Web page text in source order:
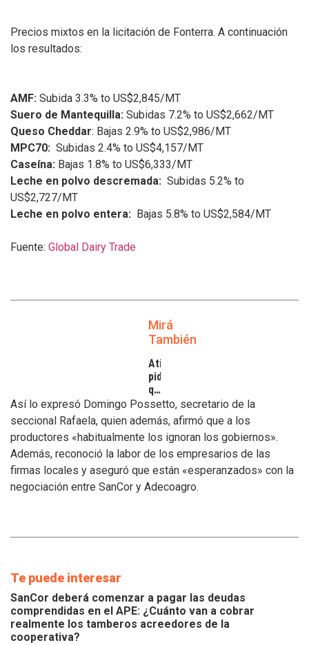
Precios mixtos en la licitación de Fonterra. A continuación
los resultados:
AMF: Subida 3.3% to US$2,845/MT
Suero de Mantequilla: Subidas 7.2% to US$2,662/MT
Queso Cheddar: Bajas 2.9% to US$2,986/MT
MPC70: Subidas 2.4% to US$4,157/MT
Caseína: Bajas 1.8% to US$6,333/MT
Leche en polvo descremada: Subidas 5.2% to
US$2,727/MT
Leche en polvo entera: Bajas 5.8% to US$2,584/MT
Fuente: Global Dairy Trade
Mirá
También
Atilra
pide
que
se
atiendan
inconvenientes
de
los
tamberos
Así lo expresó Domingo Possetto, secretario de la
seccional Rafaela, quien además, afirmó que a los
productores «habitualmente los ignoran los gobiernos».
Además, reconoció la labor de los empresarios de las
firmas locales y aseguró que están «esperanzados» con la
negociación entre SanCor y Adecoagro.
Te puede interesar
SanCor deberá comenzar a pagar las deudas
comprendidas en el APE: ¿Cuánto van a cobrar
realmente los tamberos acreedores de la
cooperativa?